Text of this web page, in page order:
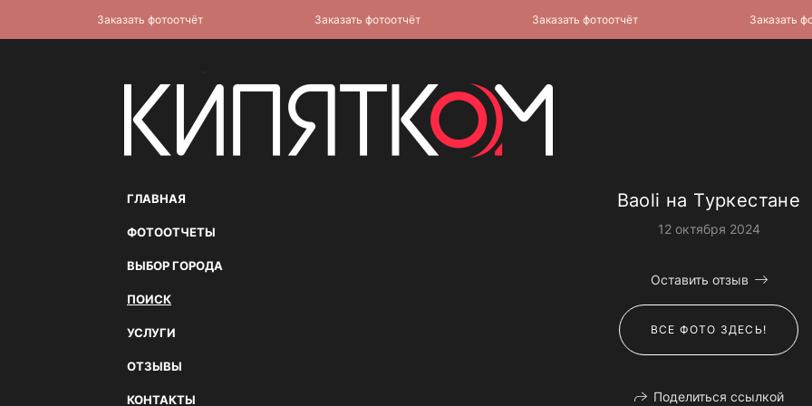
ГЛАВНАЯ
ФОТООТЧЕТЫ
ВЫБОР ГОРОДА
ПОИСК
УСЛУГИ
ОТЗЫВЫ
КОНТАКТЫ
Baoli на Туркестане
12 октября 2024
Оставить отзыв
ВСЕ ФОТО ЗДЕСЬ!
Поделиться ссылкой
Заказать фотоотчёт Заказать фотоотчёт Заказать фотоотчёт Заказать